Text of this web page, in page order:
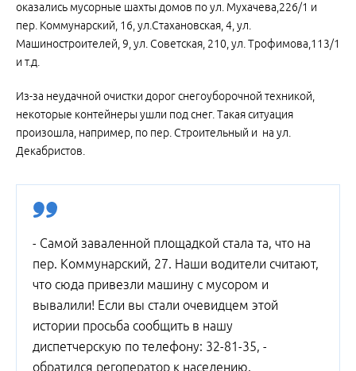
оказались мусорные шахты домов по ул. Мухачева,226/1 и
пер. Коммунарский, 16, ул.Стахановская, 4, ул.
Машиностроителей, 9, ул. Советская, 210, ул. Трофимова,113/1
и т.д.
Из-за неудачной очистки дорог снегоуборочной техникой,
некоторые контейнеры ушли под снег. Такая ситуация
произошла, например, по пер. Строительный и на ул.
Декабристов.
- Самой заваленной площадкой стала та, что на
пер. Коммунарский, 27. Наши водители считают,
что сюда привезли машину с мусором и
вывалили! Если вы стали очевидцем этой
истории просьба сообщить в нашу
диспетчерскую по телефону: 32-81-35, -
обратился регоператор к населению.